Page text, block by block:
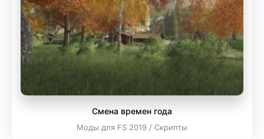
Смена времен года
Моды для FS 2019 / Скрипты